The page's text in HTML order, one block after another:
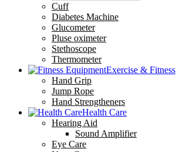
Cuff
Diabetes Machine
Glucometer
Pluse oximeter
Stethoscope
Thermometer
Exercise & Fitness
Hand Grip
Jump Rope
Hand Strengtheners
Health Care
Hearing Aid
Sound Amplifier
Eye Care